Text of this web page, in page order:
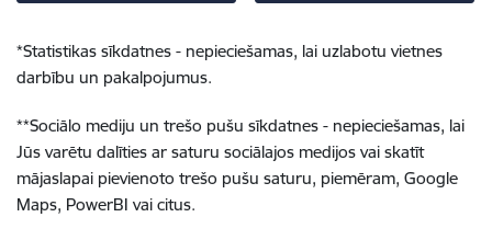
*Statistikas sīkdatnes - nepieciešamas, lai uzlabotu vietnes
darbību un pakalpojumus.
**Sociālo mediju un trešo pušu sīkdatnes - nepieciešamas, lai
Jūs varētu dalīties ar saturu sociālajos medijos vai skatīt
mājaslapai pievienoto trešo pušu saturu, piemēram, Google
Maps, PowerBI vai citus.